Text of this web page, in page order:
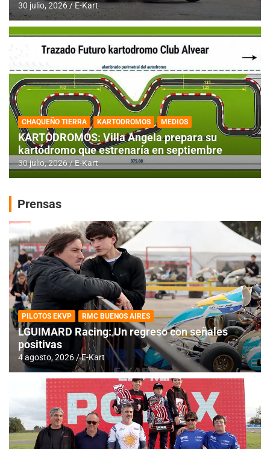
30 julio, 2026 E-Kart
CHAQUEÑO TIERRA KARTODROMOS MEDIOS
KARTODROMOS: Villa Angela prepara su
kartódromo que estrenaría en septiembre
30 julio, 2026 E-Kart
Prensas
PILOTOS EKVP RMC BUENOS AIRES
LGUIMARD Racing: Un regreso con señales
positivas
4 agosto, 2026 E-Kart